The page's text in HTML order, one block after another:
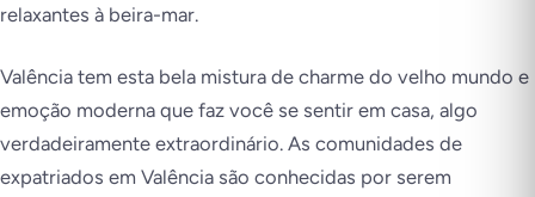
relaxantes à beira-mar.
Valência tem esta bela mistura de charme do velho mundo e
emoção moderna que faz você se sentir em casa, algo
verdadeiramente extraordinário. As comunidades de
expatriados em Valência são conhecidas por serem